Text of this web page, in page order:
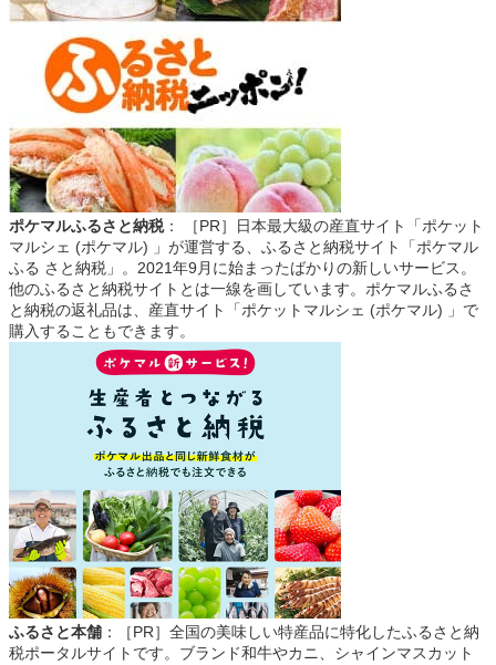
ポケマルふるさと納税： ［PR］日本最大級の産直サイト「ポケット
マルシェ (ポケマル) 」が運営する、ふるさと納税サイト「ポケマル
ふる さと納税」。2021年9月に始まったばかりの新しいサービス。
他のふるさと納税サイトとは一線を画しています。ポケマルふるさ
と納税の返礼品は、産直サイト「ポケットマルシェ (ポケマル) 」で
購入することもできます。
ふるさと本舗 ：［PR］全国の美味しい特産品に特化したふるさと納
税ポータルサイトです。ブランド和牛やカニ、シャインマスカット